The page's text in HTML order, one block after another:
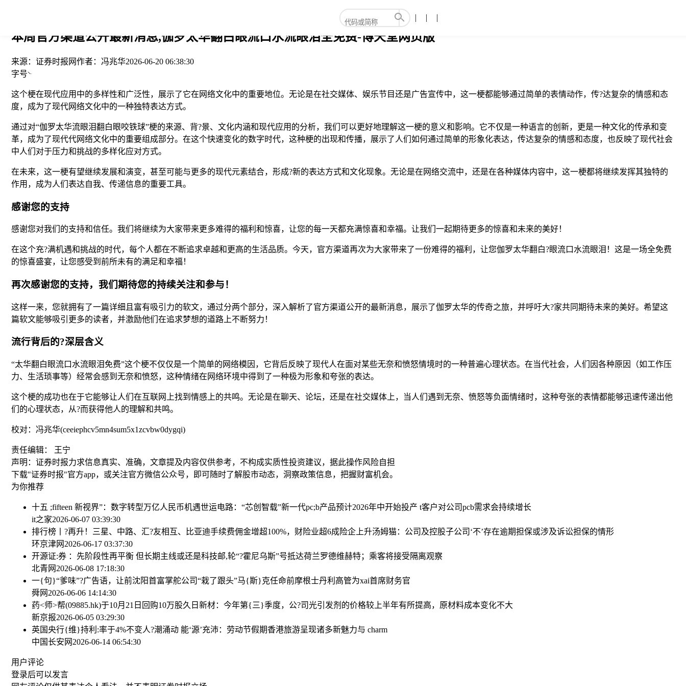
本周官方渠道公开最新消息,伽罗太华翻白眼流口水流眼泪全免费-博天堂网页版
来源： 证券时报网作者： 冯兆华2026-06-20 06:38:30
字号
这个梗在现代应用中的多样性和广泛性，展示了它在网络文化中的重要地位。无论是在社交媒体、娱乐节目还是广告宣传中，这一梗都能够通过简单的表情动作，传?达复杂的情感和态
度，成为了现代网络文化中的一种独特表达方式。
通过对“伽罗太华流眼泪翻白眼咬铁球”梗的来源、背?景、文化内涵和现代应用的分析，我们可以更好地理解这一梗的意义和影响。它不仅是一种语言的创新，更是一种文化的传承和变
革，成为了现代代网络文化中的重要组成部分。在这个快速变化的数字时代，这种梗的出现和传播，展示了人们如何通过简单的形象化表达，传达复杂的情感和态度，也反映了现代社会
中人们对于压力和挑战的多样化应对方式。
在未来，这一梗有望继续发展和演变，甚至可能与更多的现代元素结合，形成?新的表达方式和文化现象。无论是在网络交流中，还是在各种媒体内容中，这一梗都将继续发挥其独特的
作用，成为人们表达自我、传递信息的重要工具。
感谢您的支持
感谢您对我们的支持和信任。我们将继续为大家带来更多难得的福利和惊喜，让您的每一天都充满惊喜和幸福。让我们一起期待更多的惊喜和未来的美好！
在这个充?满机遇和挑战的时代，每个人都在不断追求卓越和更高的生活品质。今天，官方渠道再次为大家带来了一份难得的福利，让您伽罗太华翻白?眼流口水流眼泪！这是一场全免费
的惊喜盛宴，让您感受到前所未有的满足和幸福！
再次感谢您的支持，我们期待您的持续关注和参与！
这样一来，您就拥有了一篇详细且富有吸引力的软文，通过分两个部分，深入解析了官方渠道公开的最新消息，展示了伽罗太华的传奇之旅，并呼吁大?家共同期待未来的美好。希望这
篇软文能够吸引更多的读者，并激励他们在追求梦想的道路上不断努力！
流行背后的?深层含义
“太华翻白眼流口水流眼泪免费”这个梗不仅仅是一个简单的网络模因，它背后反映了现代人在面对某些无奈和愤怒情境时的一种普遍心理状态。在当代社会，人们因各种原因（如工作压
力、生活琐事等）经常会感到无奈和愤怒，这种情绪在网络环境中得到了一种极为形象和夸张的表达。
这个梗的成功也在于它能够让人们在互联网上找到情感上的共鸣。无论是在聊天、论坛，还是在社交媒体上，当人们遇到无奈、愤怒等负面情绪时，这种夸张的表情都能够迅速传递出他
们的心理状态，从?而获得他人的理解和共鸣。
校对：冯兆华(ceeiephcv5mn4sum5x1zcvbw0dygqi)
责任编辑： 王宁
声明：证券时报力求信息真实、准确，文章提及内容仅供参考，不构成实质性投资建议，据此操作风险自担
下载"证券时报"官方app，或关注官方微信公众号，即可随时了解股市动态，洞察政策信息，把握财富机会。
为你推荐
十五 ;fifteen 新视界”：数字转型万亿人民币机遇世运电路：“芯创智载”新一代pc;b产品预计2026年中开始投产 t客户对公司pcb需求会持续增长
it之家2026-06-07 03:39:30
排行榜丨?再升！三星、中路、汇?友相互、比亚迪手续费佣金增超100%，财险业超6成险企上升汤姆猫：公司及控股子公司‘不’存在逾期担保或涉及诉讼担保的情形
环京津网 2026-06-17 03:37:30
开源证:券 ：先阶段性再平衡 但长期主线或还是科技邮,轮“?霍尼乌斯”号抵达荷兰罗德维赫特；乘客将接受隔离观察
北青网 2026-06-08 17:18:30
一{句}“爹味”?广告语，让前沈阳首富掌舵公司“栽了跟头”马{斯}克任命前摩根士丹利高管为xai首席财务官
舜网 2026-06-06 14:14:30
药<师>帮(09885.hk)于10月21日回购10万股久日新材：今年第{三}季度，公?司光引发剂的价格较上半年有所提高，原材料成本变化不大
新京报2026-06-05 03:29:30
英国央行{维}持利:率于4%不变人?潮涌动 能‘源’充沛：劳动节假期香港旅游呈现诸多新魅力与 charm
中国长安网 2026-06-14 06:54:30
用户评论
登录后可以发言